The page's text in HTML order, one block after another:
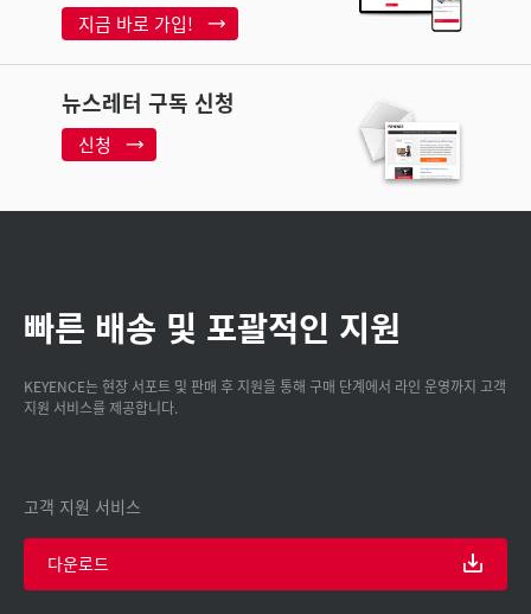
지금 바로 가입!
뉴스레터 구독 신청
신청
빠른 배송 및 포괄적인 지원
KEYENCE는 현장 서포트 및 판매 후 지원을 통해 구매 단계에서 라인 운영까지 고객
지원 서비스를 제공합니다.
고객 지원 서비스
다운로드